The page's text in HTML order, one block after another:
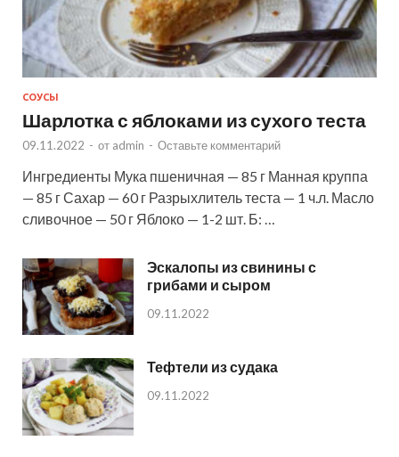
СОУСЫ
Шарлотка с яблоками из сухого теста
09.11.2022 - от admin - Оставьте комментарий
Ингредиенты Мука пшеничная — 85 г Манная круппа
— 85 г Сахар — 60 г Разрыхлитель теста — 1 ч.л. Масло
сливочное — 50 г Яблоко — 1-2 шт. Б: …
Эскалопы из свинины с
грибами и сыром
09.11.2022
Тефтели из судака
09.11.2022